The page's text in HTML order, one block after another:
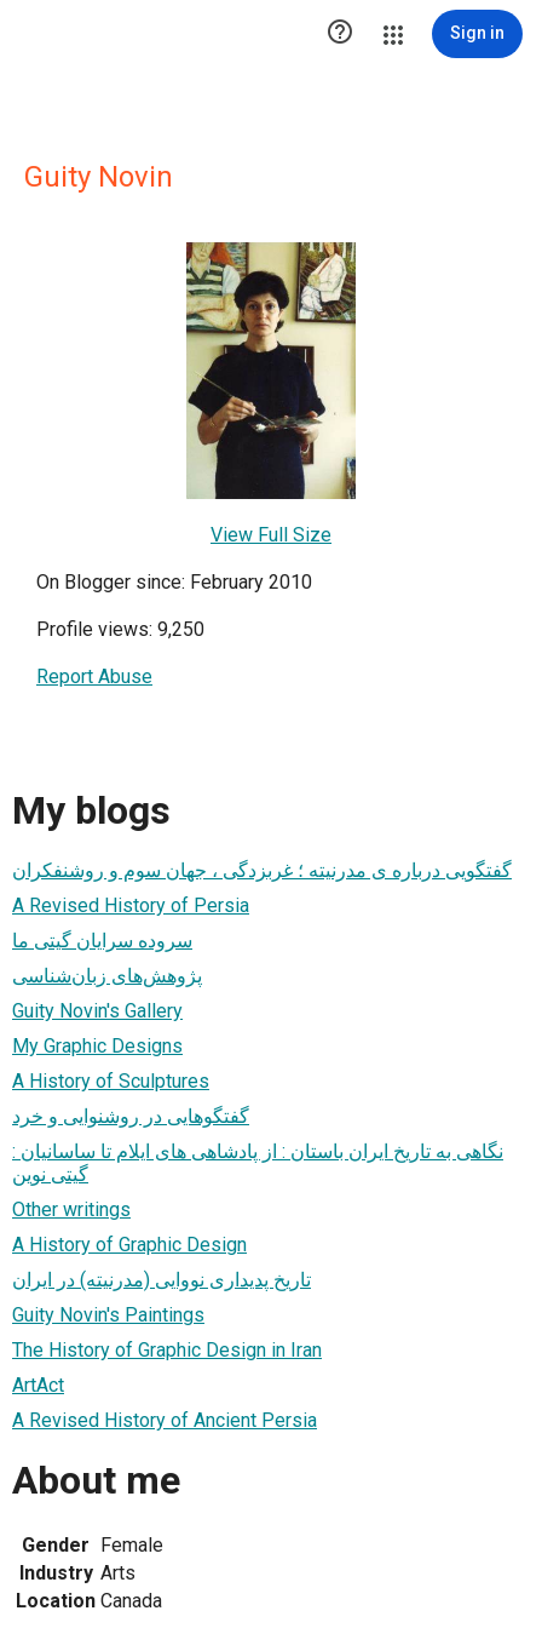
 Sign in
Guity Novin
View Full Size
On Blogger since: February 2010
Profile views: 9,250
Report Abuse
My blogs
گفتگویی درباره ی مدرنیته ؛ غربزدگی ، جهان سوم و روشنفکران
A Revised History of Persia
سروده سرایان گیتی ما
پژوهش‌های زبان‌شناسی
Guity Novin's Gallery
My Graphic Designs
A History of Sculptures
گفتگوهایی در روشنوایی و خرد
نگاهی به تاریخ ایران باستان : از پادشاهی های ایلام تا ساسانیان :
گیتی نوین
Other writings
A History of Graphic Design
تاریخ پدیداری نووایی (مدرنیته) در ایران
Guity Novin's Paintings
The History of Graphic Design in Iran
ArtAct
A Revised History of Ancient Persia
About me
Gender Female
Industry Arts
Location Canada